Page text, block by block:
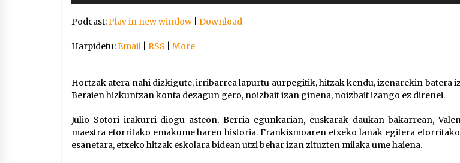
Mila esker guztioi!
urteez
2021/07/22
2021/07/16
Podcast:Play in new window Download
Harpidetu:Email RSS More
Hortzak atera nahi dizkigute, irribarrea lapurtu aurpegitik, hitzak kendu, izenarekin batera
Beraien hizkuntzan konta dezagun gero, noizbait izan ginena, noizbait izango ez direnei.
Julio Sotori irakurri diogu asteon, Berria egunkarian, euskarak daukan bakarrean,
maestra etorritako emakume haren historia. Frankismoaren etxeko lanak egitera
esanetara, etxeko hitzak eskolara bidean utzi behar izan zituzten milaka ume haiena.